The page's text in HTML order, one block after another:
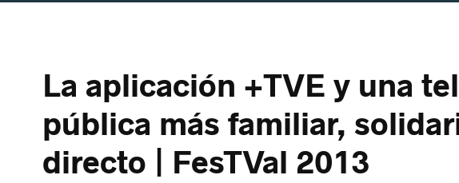
La aplicación +TVE y una
pública más familiar,
directo | FesTVal 2013